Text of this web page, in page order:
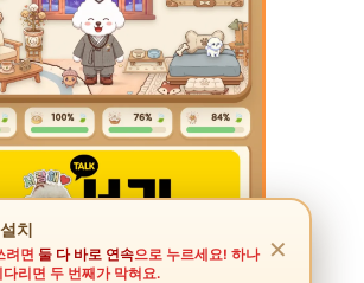
치
려면 둘 다 바로 연속으로 누르세요! 하나
다리면 두 번째가 막혀요.
✕